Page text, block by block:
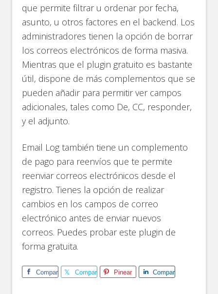
que permite filtrar u ordenar por fecha,
asunto, u otros factores en el backend. Los
administradores tienen la opción de borrar
los correos electrónicos de forma masiva.
Mientras que el plugin gratuito es bastante
útil, dispone de más complementos que se
pueden añadir para permitir ver campos
adicionales, tales como De, CC, responder,
y el adjunto.
Email Log también tiene un complemento
de pago para reenvíos que te permite
reenviar correos electrónicos desde el
registro. Tienes la opción de realizar
cambios en los campos de correo
electrónico antes de enviar nuevos
correos. Puedes probar este plugin de
forma gratuita.
Comparte Comparte Pinear Comparte